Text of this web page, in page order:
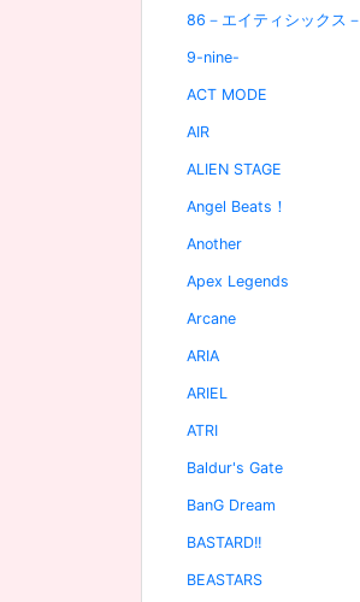
86－エイティシックス－
9-nine-
ACT MODE
AIR
ALIEN STAGE
Angel Beats！
Another
Apex Legends
Arcane
ARIA
ARIEL
ATRI
Baldur's Gate
BanG Dream
BASTARD!!
BEASTARS